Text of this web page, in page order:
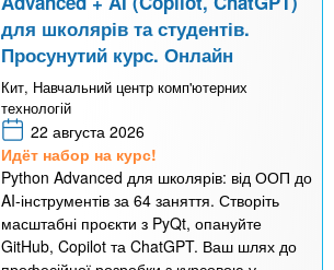
для школярів та студентів.
Просунутий курс. Онлайн
Кит, Навчальний центр комп'ютерних
технологій
22 августа 2026
Идёт набор на курс!
Python Advanced для школярів: від ООП до
AI-інструментів за 64 заняття. Створіть
масштабні проєкти з PyQt, опануйте
GitHub, Copilot та ChatGPT. Ваш шлях до